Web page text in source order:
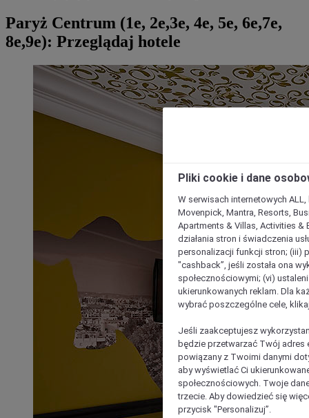
Paryż Centrum (1e, 2e,3e, 4e, 5e, 6e,7e,
8e,9e): Przeglądaj hotele
Pliki cookie i dane
W serwisach internetowych
Movenpick, Mantra, Resorts,
Apartments & Villas, Activities &
działania stron i świadczenia
personalizacji funkcji stron; (iii)
"cashback”, jeśli została ona
społecznościowymi; (vi)
ukierunkowanych reklam. Dla
wybrać poszczególne cele,
Jeśli zaakceptujesz
będzie przetwarzać Twój adres
powiązany z Twoimi danymi
aby wyświetlać Ci
społecznościowych. Twoje
trzecie. Aby dowiedzieć się
przycisk "Personalizuj”.